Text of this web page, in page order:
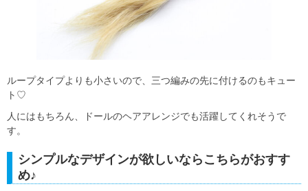
ループタイプよりも小さいので、三つ編みの先に付けるのもキュー
ト♡
人にはもちろん、ドールのヘアアレンジでも活躍してくれそうで
す。
シンプルなデザインが欲しいならこちらがおすす
め♪